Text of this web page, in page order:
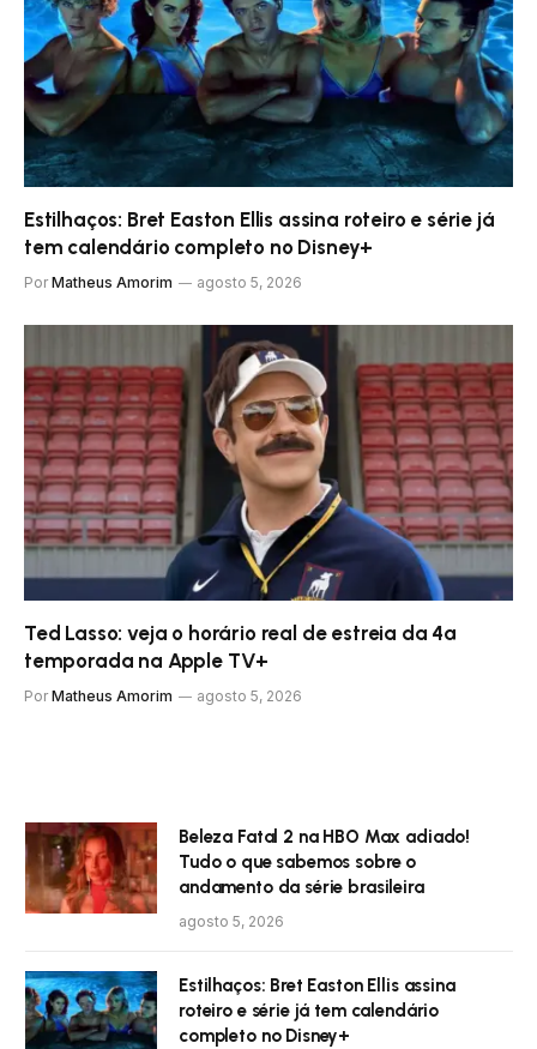
Estilhaços: Bret Easton Ellis assina roteiro e série já
tem calendário completo no Disney+
Por Matheus Amorim agosto 5, 2026
Ted Lasso: veja o horário real de estreia da 4ª
temporada na Apple TV+
Por Matheus Amorim agosto 5, 2026
Beleza Fatal 2 na HBO Max adiado!
Tudo o que sabemos sobre o
andamento da série brasileira
agosto 5, 2026
Estilhaços: Bret Easton Ellis assina
roteiro e série já tem calendário
completo no Disney+